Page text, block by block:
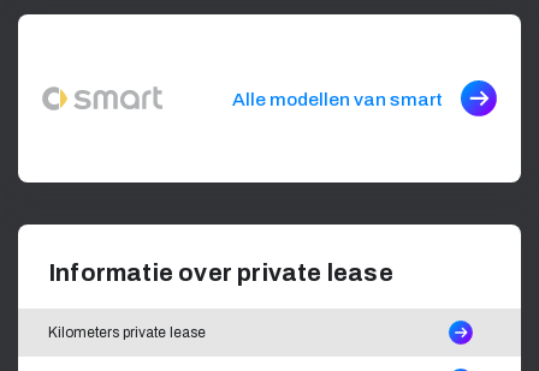
Alle modellen van smart
Informatie over private lease
Kilometers private lease